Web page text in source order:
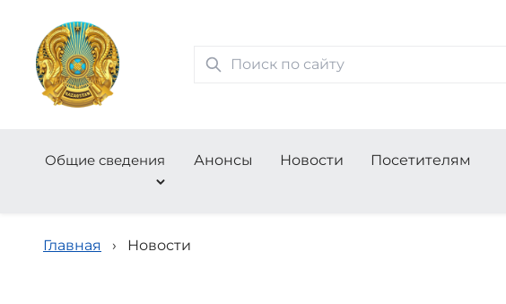
Общие сведения Анонсы Новости Посетителям
Главная › Новости